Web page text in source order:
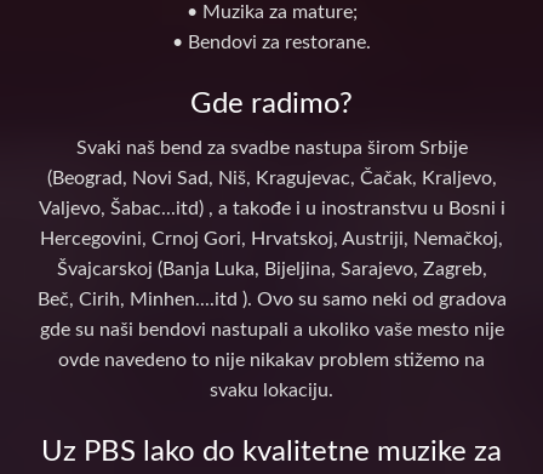
• Muzika za mature;
• Bendovi za restorane.
Gde radimo?
Svaki naš bend za svadbe nastupa širom Srbije
(Beograd, Novi Sad, Niš, Kragujevac, Čačak, Kraljevo,
Valjevo, Šabac...itd) , a takođe i u inostranstvu u Bosni i
Hercegovini, Crnoj Gori, Hrvatskoj, Austriji, Nemačkoj,
Švajcarskoj (Banja Luka, Bijeljina, Sarajevo, Zagreb,
Beč, Cirih, Minhen....itd ). Ovo su samo neki od gradova
gde su naši bendovi nastupali a ukoliko vaše mesto nije
ovde navedeno to nije nikakav problem stižemo na
svaku lokaciju.
Uz PBS lako do kvalitetne muzike za